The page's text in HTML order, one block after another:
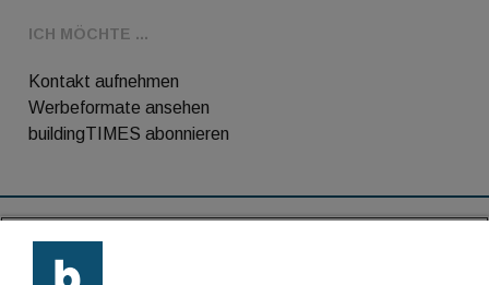
ICH MÖCHTE ...
Kontakt aufnehmen
Werbeformate ansehen
buildingTIMES abonnieren